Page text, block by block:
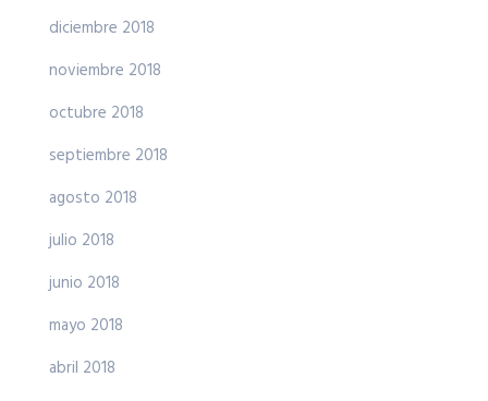
diciembre 2018
noviembre 2018
octubre 2018
septiembre 2018
agosto 2018
julio 2018
junio 2018
mayo 2018
abril 2018